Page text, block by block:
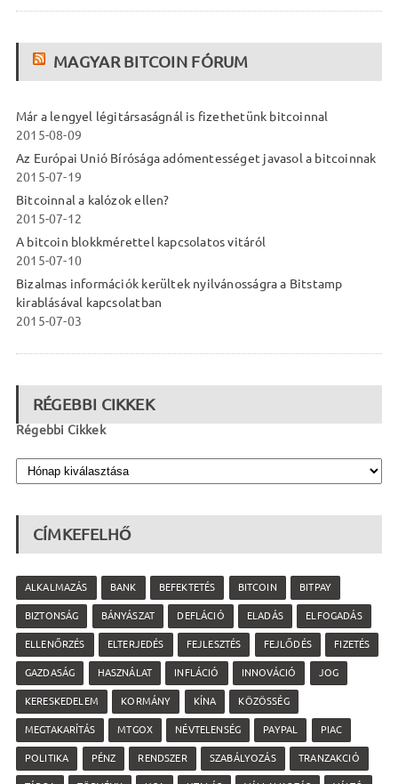
MAGYAR BITCOIN FÓRUM
Már a lengyel légitársaságnál is fizethetünk bitcoinnal
2015-08-09
Az Európai Unió Bírósága adómentességet javasol a bitcoinnak
2015-07-19
Bitcoinnal a kalózok ellen?
2015-07-12
A bitcoin blokkmérettel kapcsolatos vitáról
2015-07-10
Bizalmas információk kerültek nyilvánosságra a Bitstamp
kirablásával kapcsolatban
2015-07-03
RÉGEBBI CIKKEK
Régebbi Cikkek
CÍMKEFELHŐ
ALKALMAZÁS BANK BEFEKTETÉS BITCOIN BITPAY
BIZTONSÁG BÁNYÁSZAT DEFLÁCIÓ ELADÁS ELFOGADÁS
ELLENŐRZÉS ELTERJEDÉS FEJLESZTÉS FEJLŐDÉS FIZETÉS
GAZDASÁG HASZNÁLAT INFLÁCIÓ INNOVÁCIÓ JOG
KERESKEDELEM KORMÁNY KÍNA KÖZÖSSÉG
MEGTAKARÍTÁS MTGOX NÉVTELENSÉG PAYPAL PIAC
POLITIKA PÉNZ RENDSZER SZABÁLYOZÁS TRANZAKCIÓ